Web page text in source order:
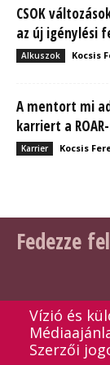
CSOK
az új igénylési
Alkuszok Kocsis
A mentort mi
karriert a
Karrier Kocsis
Fedezze
Vízió és
Szerzői